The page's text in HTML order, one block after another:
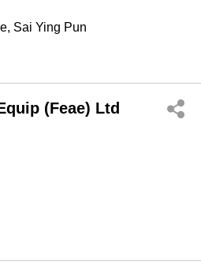
Sai Ying Pun
(Feae) Ltd